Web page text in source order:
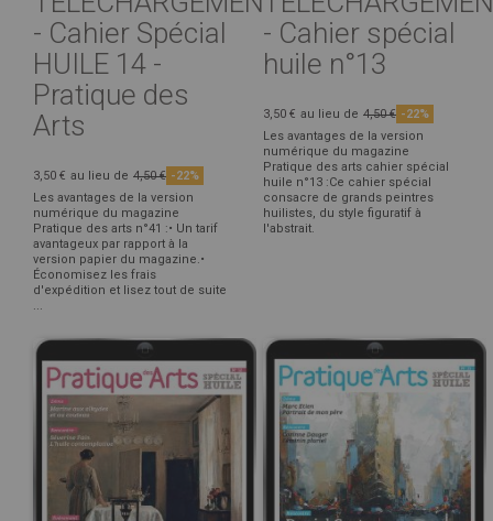
- Cahier Spécial
HUILE 14 -
Pratique des
Arts
3,50 € au lieu de 4,50 € -22%
Les avantages de la version
numérique du magazine
Pratique des arts n°41 :• Un tarif
avantageux par rapport à la
version papier du magazine.•
Économisez les frais
d'expédition et lisez tout de suite
- Cahier spécial
huile n°13
3,50 € au lieu de 4,50 € -22%
Les avantages de la version
numérique du magazine
Pratique des arts cahier spécial
huile n°13 :Ce cahier spécial
consacre de grands peintres
huilistes, du style figuratif à
l'abstrait.